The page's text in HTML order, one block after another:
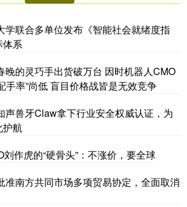
学联合多单位发布《智能社会就绪度指
体系
晚的灵巧手出货破万台 因时机器人CMO
手率”尚低 盲目价格战皆是无效竞争
声兽牙Claw拿下行业安全权威认证，为
护航
作虎的“硬骨头”：不涨价，要全球
准南方共同市场多项贸易协定，全面取消